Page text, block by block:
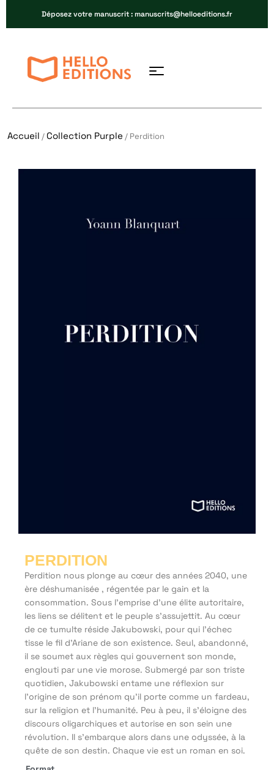
Déposez votre manuscrit : manuscrits@helloeditions.fr
Accueil /Collection Purple / Perdition
PERDITION
Perdition nous plonge au cœur des années 2040, une
ère déshumanisée , régentée par le gain et la
consommation. Sous l'emprise d'une élite autoritaire,
les liens se délitent et le peuple s’assujettit. Au cœur
de ce tumulte réside Jakubowski, pour qui l'échec
tisse le fil d'Ariane de son existence. Seul, abandonné,
il se soumet aux règles qui gouvernent son monde,
englouti par une vie morose. Submergé par son triste
quotidien, Jakubowski entame une réflexion sur
l’origine de son prénom qu’il porte comme un fardeau,
sur la religion et l’humanité. Peu à peu, il s'éloigne des
discours oligarchiques et autorise en son sein une
révolution. Il s'embarque alors dans une odyssée, à la
quête de son destin. Chaque vie est un roman en soi.